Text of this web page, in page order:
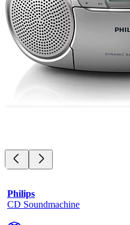
Philips
CD Soundmachine